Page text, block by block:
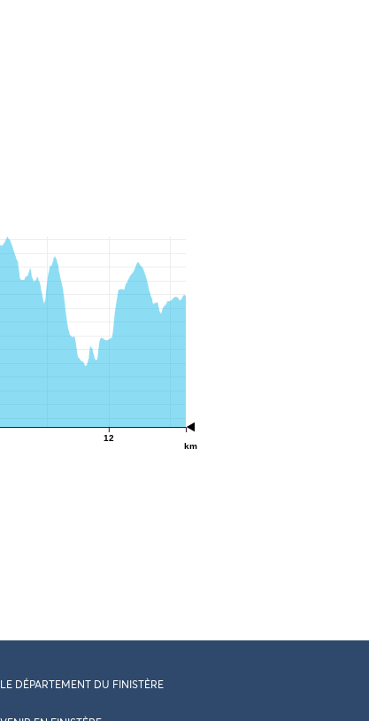
12
km
LE DÉPARTEMENT DU FINISTÈRE